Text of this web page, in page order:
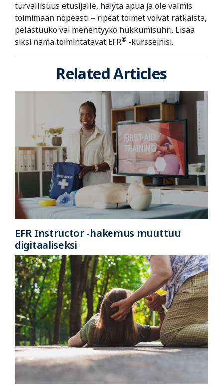
turvallisuus etusijalle, hälytä apua ja ole valmis
toimimaan nopeasti – ripeät toimet voivat ratkaista,
pelastuuko vai menehtyykö hukkumisuhri. Lisää
siksi nämä toimintatavat EFR® -kursseihisi.
Related Articles
EFR Instructor -hakemus muuttuu
digitaaliseksi